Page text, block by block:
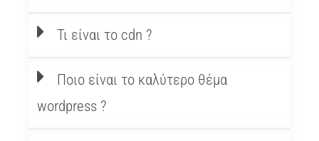
Τι είναι το cdn ?
Ποιο είναι το καλύτερο θέμα
wordpress ?